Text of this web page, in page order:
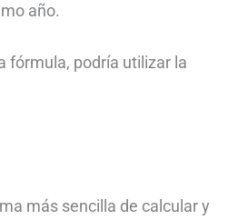
año.
fórmula, podría utilizar la
más sencilla de calcular y